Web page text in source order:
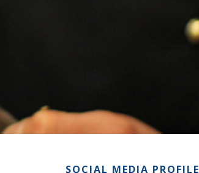
SOCIAL MEDIA PROFILE